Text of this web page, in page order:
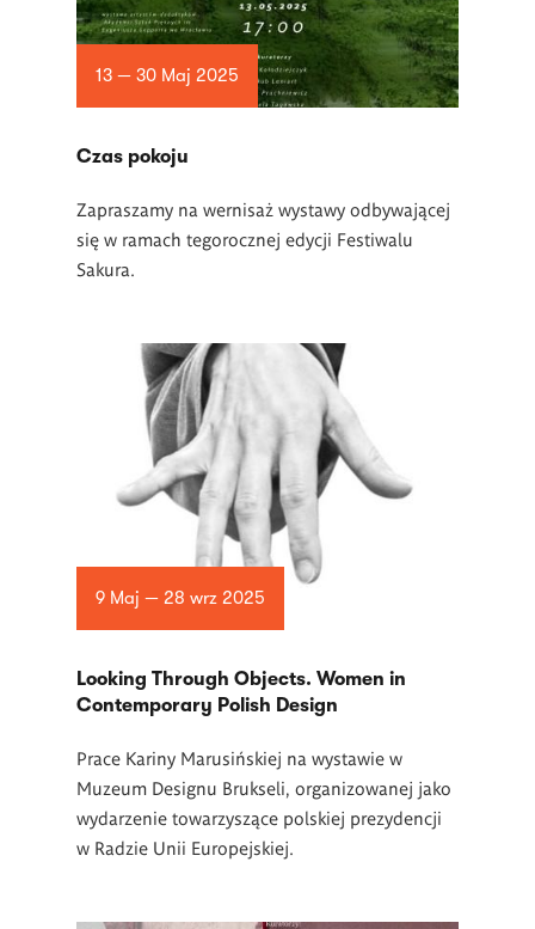
13 — 30 Maj 2025
Czas pokoju
Zapraszamy na wernisaż wystawy odbywającej
się w ramach tegorocznej edycji Festiwalu
Sakura.
9 Maj — 28 wrz 2025
Looking Through Objects. Women in
Contemporary Polish Design
Prace Kariny Marusińskiej na wystawie w
Muzeum Designu Brukseli, organizowanej jako
wydarzenie towarzyszące polskiej prezydencji
w Radzie Unii Europejskiej.